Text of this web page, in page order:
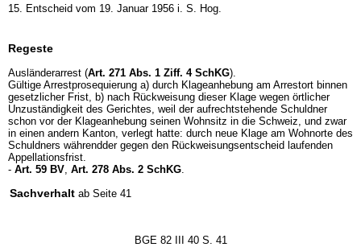
15. Entscheid vom 19. Januar 1956 i. S. Hog.
Regeste
Ausländerarrest (Art. 271 Abs. 1 Ziff. 4 SchKG).
Gültige Arrestprosequierung a) durch Klageanhebung am Arrestort binnen
gesetzlicher Frist, b) nach Rückweisung dieser Klage wegen örtlicher
Unzuständigkeit des Gerichtes, weil der aufrechtstehende Schuldner
schon vor der Klageanhebung seinen Wohnsitz in die Schweiz, und zwar
in einen andern Kanton, verlegt hatte: durch neue Klage am Wohnorte des
Schuldners währendder gegen den Rückweisungsentscheid laufenden
Appellationsfrist.
- Art. 59 BV, Art. 278 Abs. 2 SchKG.
Sachverhalt ab Seite 41
BGE 82 III 40 S. 41